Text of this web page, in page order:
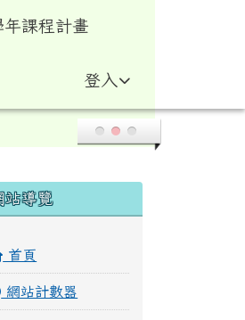
課程計畫
登入
區域內容
站導覽
首頁
網站計數器